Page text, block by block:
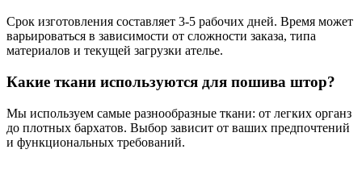
Срок изготовления составляет 3-5 рабочих дней. Время может
варьироваться в зависимости от сложности заказа, типа
материалов и текущей загрузки ателье.
Какие ткани используются для пошива штор?
Мы используем самые разнообразные ткани: от легких органз
до плотных бархатов. Выбор зависит от ваших предпочтений
и функциональных требований.